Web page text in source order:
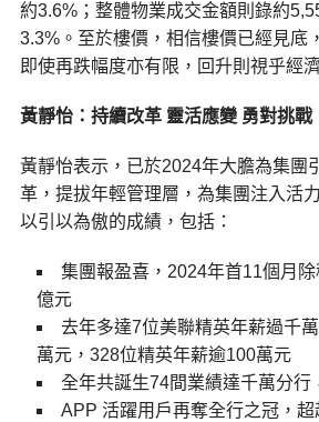
約3.6%；整體物業成交金額則錄約
3.3%。至於樓價，相信樓價已經見底
即使再跌幅度亦有限，回升則視乎經
黃靜怡：持續改革 靈活應變 勇對挑戰
黃靜怡表示，已於2024年大膽為集團
革，提拔年輕管理層，為集團注入活
以引以為傲的成績，包括：
集團報盈喜，2024年首11個月
億元
去年多達7位美聯精英年薪過千
萬元，328位精英年薪逾100萬元
全年共誕生74間業績達千萬分行
APP 活躍用戶再奪全行之冠，